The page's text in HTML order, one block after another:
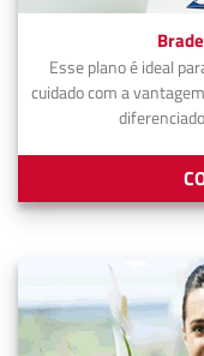
Esse plano é ideal
cuidado com a